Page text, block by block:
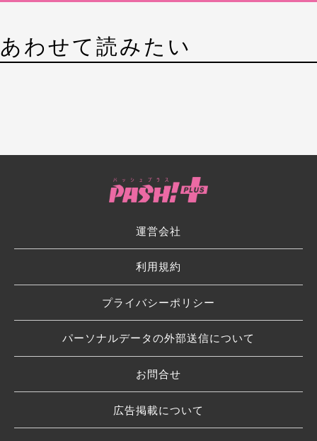
あわせて読みたい
運営会社
利用規約
プライバシーポリシー
パーソナルデータの外部送信について
お問合せ
広告掲載について